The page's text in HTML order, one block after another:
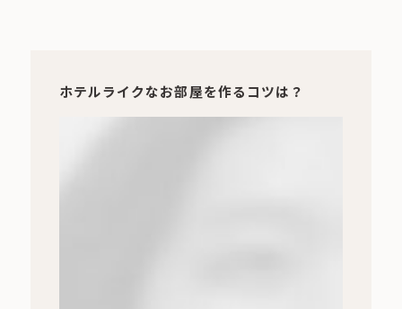
ホテルライクなお部屋を作るコツは？